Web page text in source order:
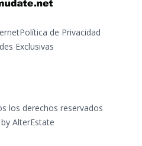
Política de Privacidad
Exclusivas
los derechos reservados
AlterEstate